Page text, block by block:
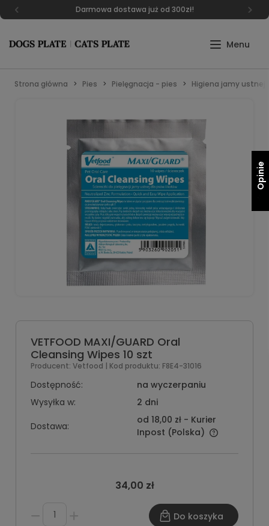
Darmowa dostawa już od 300zł!
Strona główna Pies Pielęgnacja - pies Higiena jamy ustnej
VETFOOD MAXI/GUARD Oral
Cleansing Wipes 10 szt
Producent: Vetfood | Kod produktu: F8E4-31016
Dostępność:
na wyczerpaniu
Wysyłka w:
2 dni
Dostawa:
od 18,00 zł - Kurier
Inpost (Polska)
34,00 zł
Do koszyka
Opinie